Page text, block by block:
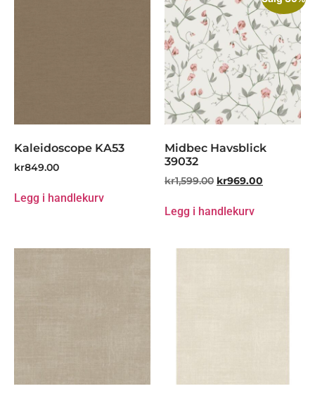
Kaleidoscope KA53
kr849.00
Legg i handlekurv
Midbec Havsblick
39032
kr1,599.00 kr969.00
Legg i handlekurv